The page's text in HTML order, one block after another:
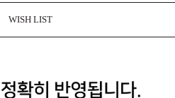
WISH LIST